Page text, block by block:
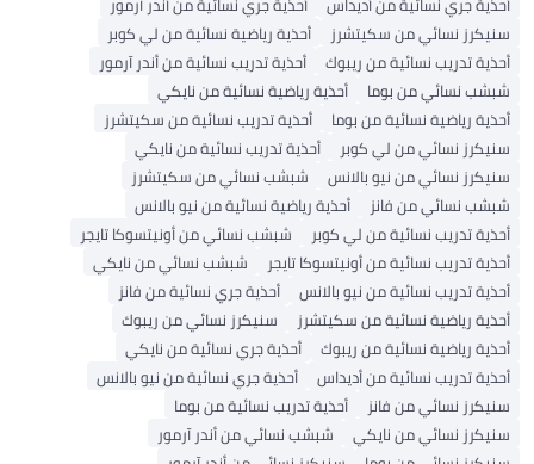
سنيكرز نسائي من سكيتشرز
أحذية رياضية نسائية من لي كوبر
أحذية تدريب نسائية من ريبوك
أحذية تدريب نسائية من أندر آرمور
شبشب نسائي من بوما
أحذية رياضية نسائية من نايكي
أحذية رياضية نسائية من بوما
أحذية تدريب نسائية من سكيتشرز
سنيكرز نسائي من لي كوبر
أحذية تدريب نسائية من نايكي
سنيكرز نسائي من نيو بالانس
شبشب نسائي من سكيتشرز
شبشب نسائي من فانز
أحذية رياضية نسائية من نيو بالانس
أحذية تدريب نسائية من لي كوبر
شبشب نسائي من أونيتسوكا تايجر
أحذية تدريب نسائية من أونيتسوكا تايجر
شبشب نسائي من نايكي
أحذية تدريب نسائية من نيو بالانس
أحذية جري نسائية من فانز
أحذية رياضية نسائية من سكيتشرز
سنيكرز نسائي من ريبوك
أحذية رياضية نسائية من ريبوك
أحذية جري نسائية من نايكي
أحذية تدريب نسائية من أديداس
أحذية جري نسائية من نيو بالانس
سنيكرز نسائي من فانز
أحذية تدريب نسائية من بوما
سنيكرز نسائي من نايكي
شبشب نسائي من أندر آرمور